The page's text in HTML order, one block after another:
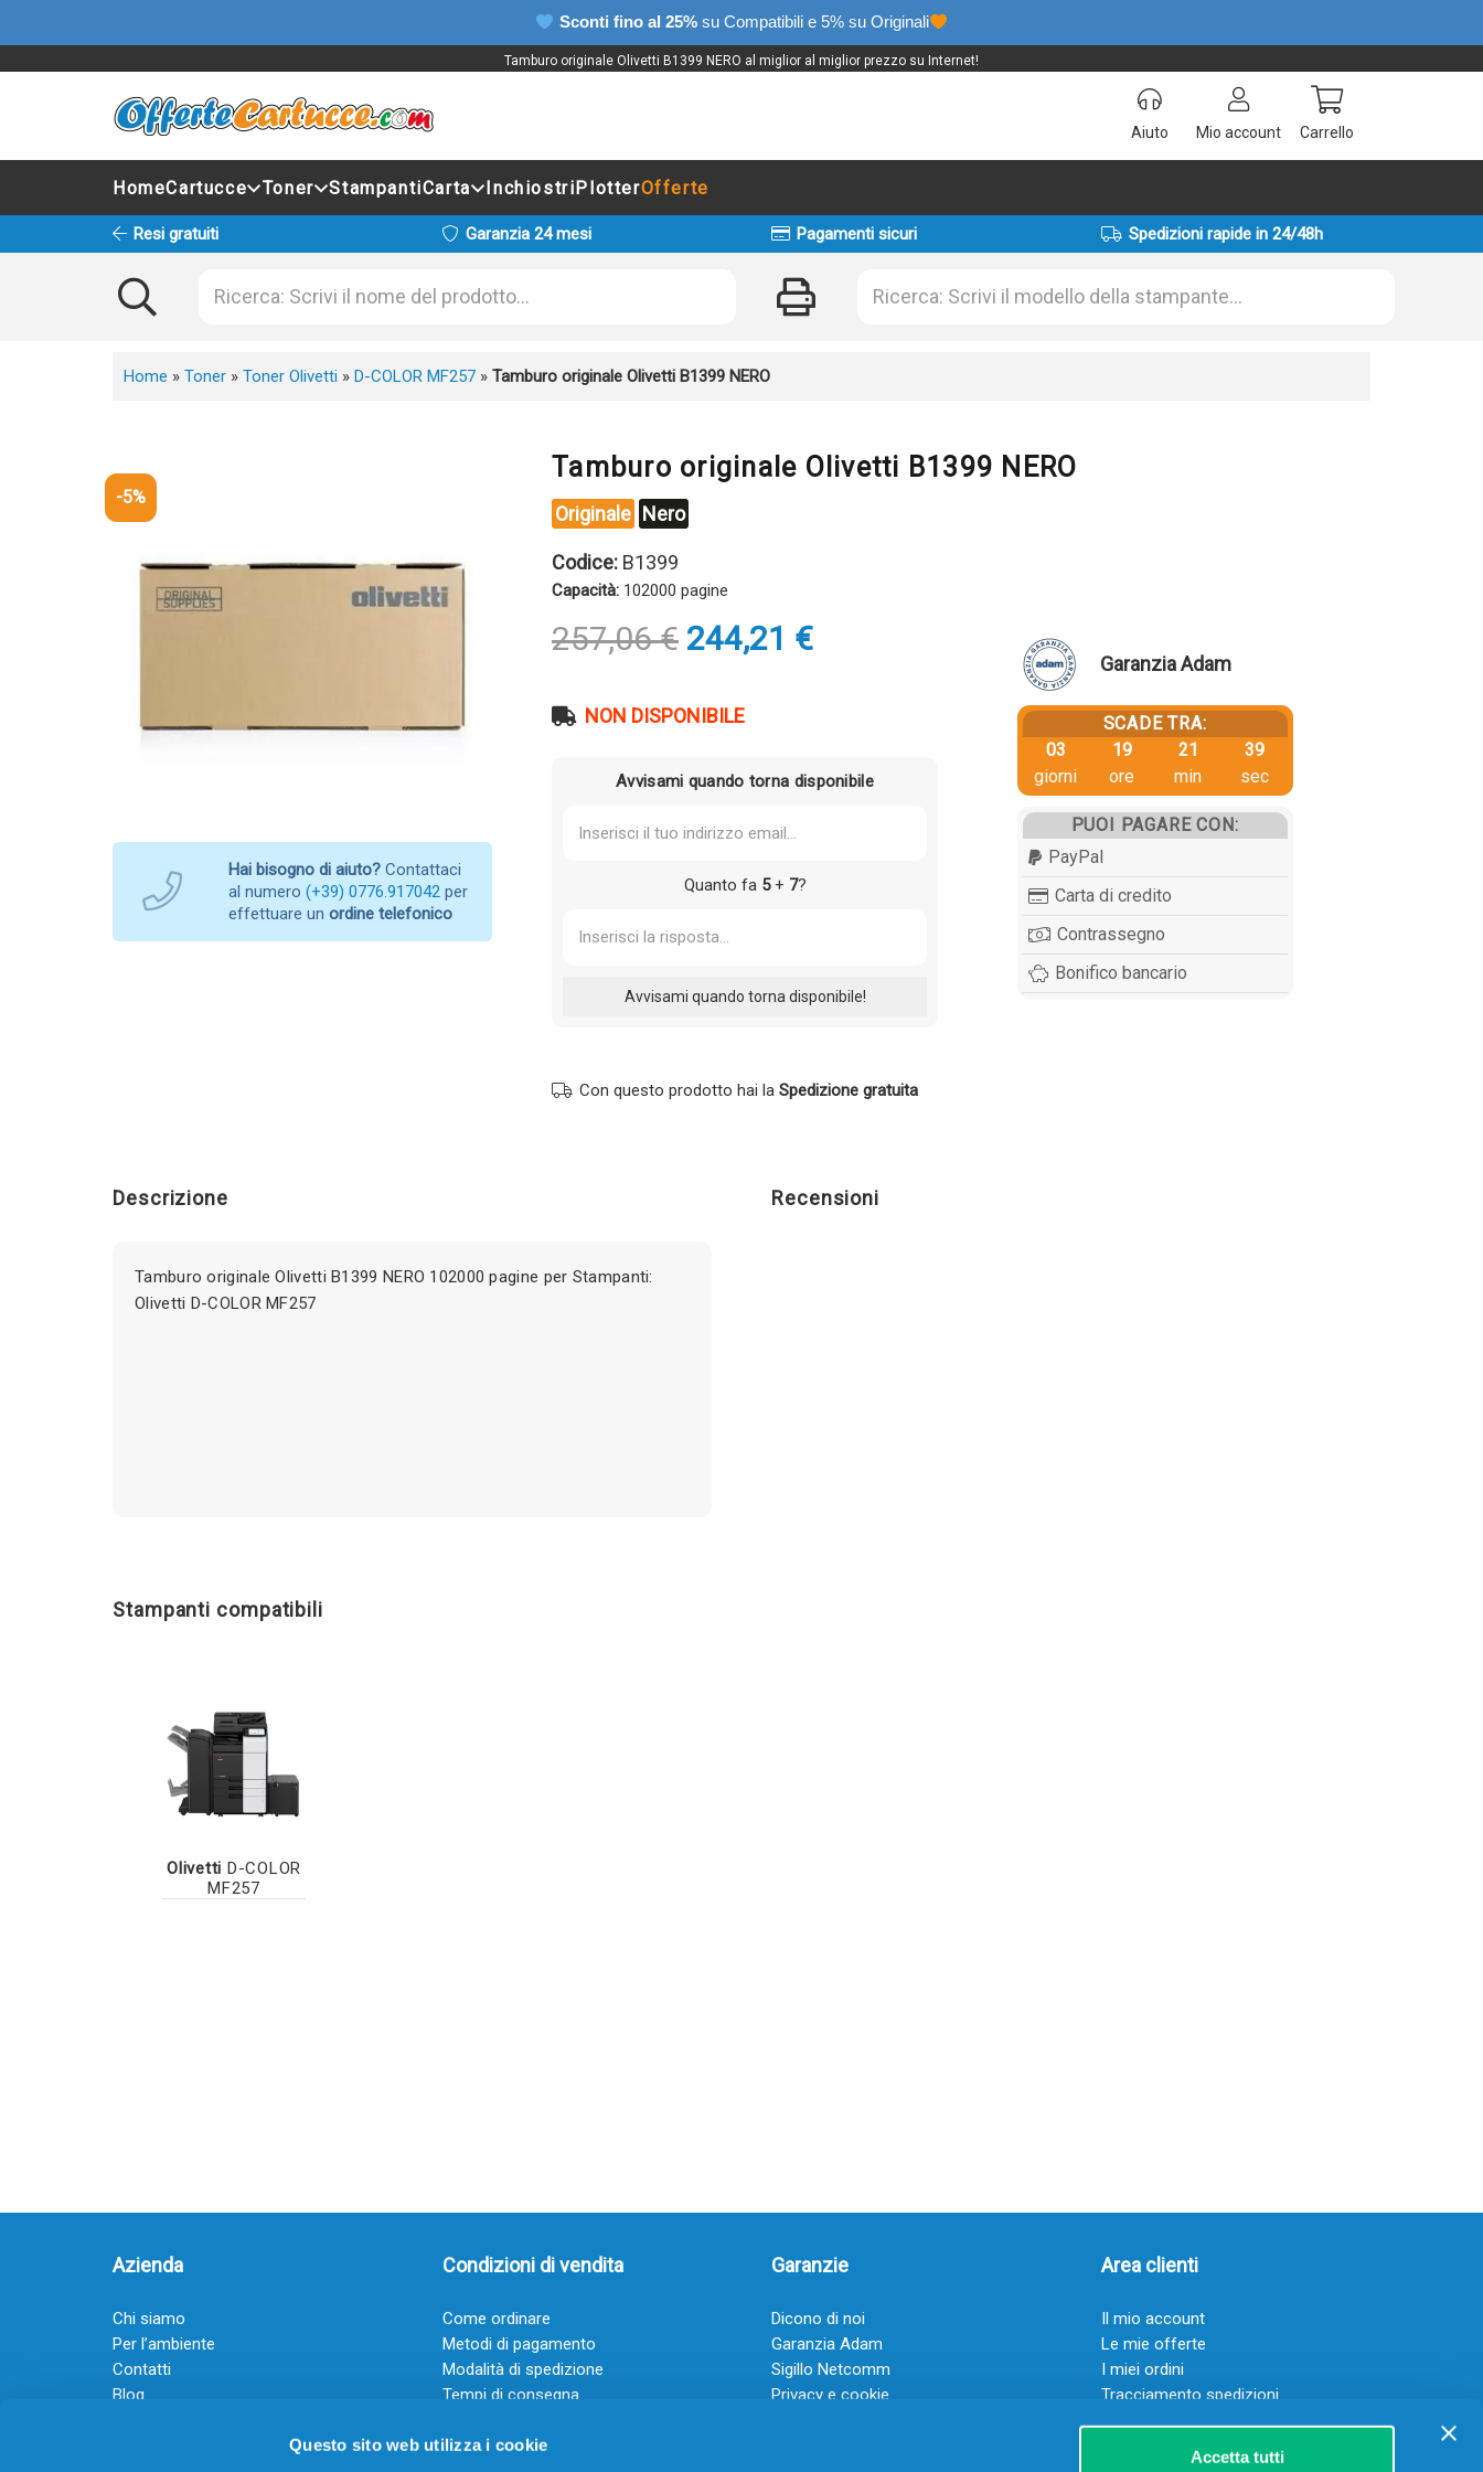
Questo sito web utilizza i cookie
Accetta tutti
Sconti fino al 25% su Compatibili e 5% su Originali
Tamburo originale Olivetti B1399 NERO al miglior al miglior prezzo su Internet!
Aiuto Mio account Carrello
HomeCartucce Toner StampantiCarta InchiostriPlotterOfferte
Resi gratuiti Garanzia 24 mesi Pagamenti sicuri Spedizioni rapide in 24/48h
Home » Toner » Toner Olivetti » D-COLOR MF257 » Tamburo originale Olivetti B1399 NERO
-5%
Hai bisogno di aiuto? Contattaci
al numero (+39) 0776.917042 per
effettuare un ordine telefonico
Tamburo originale Olivetti B1399 NERO
Originale Nero
Codice: B1399
Capacità: 102000 pagine
257,06€ Il
prezzo
era:
244,21 €Il
NON DISPONIBILE
Avvisami quando torna disponibile
Quanto fa 5+ 7?
Con questo prodotto hai la Spedizione gratuita
Garanzia Adam
SCADE TRA:
03
giorni
19
ore
21
min
38
sec
PUOI PAGARE CON:
PayPal
Carta di credito
Contrassegno
Bonifico bancario
Descrizione
Tamburo originale Olivetti B1399 NERO 102000 pagine per Stampanti:
Olivetti D-COLOR MF257
Recensioni
Stampanti compatibili
Olivetti D-COLOR
MF257
Azienda
Chi siamo
Per l’ambiente
Contatti
Blog
Guadagna con il Dropship
Condizioni di vendita
Come ordinare
Metodi di pagamento
Modalità di spedizione
Tempi di consegna
Garanzie
Dicono di noi
Garanzia Adam
Sigillo Netcomm
Privacy e cookie
Area clienti
Il mio account
Le mie offerte
I miei ordini
Tracciamento spedizioni
Resi
Servizio clienti